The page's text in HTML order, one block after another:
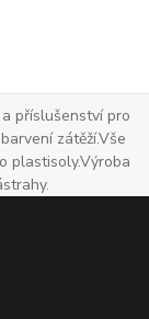
příslušenství pro
zátěží.Vše
plastisoly.Výroba